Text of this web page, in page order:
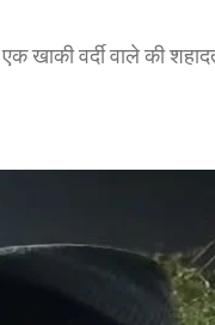
खाकी वर्दी वाले की